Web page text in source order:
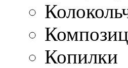
Копилки